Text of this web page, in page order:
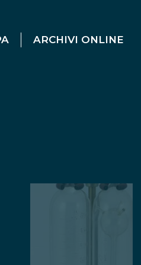
ARCHIVI ONLINE